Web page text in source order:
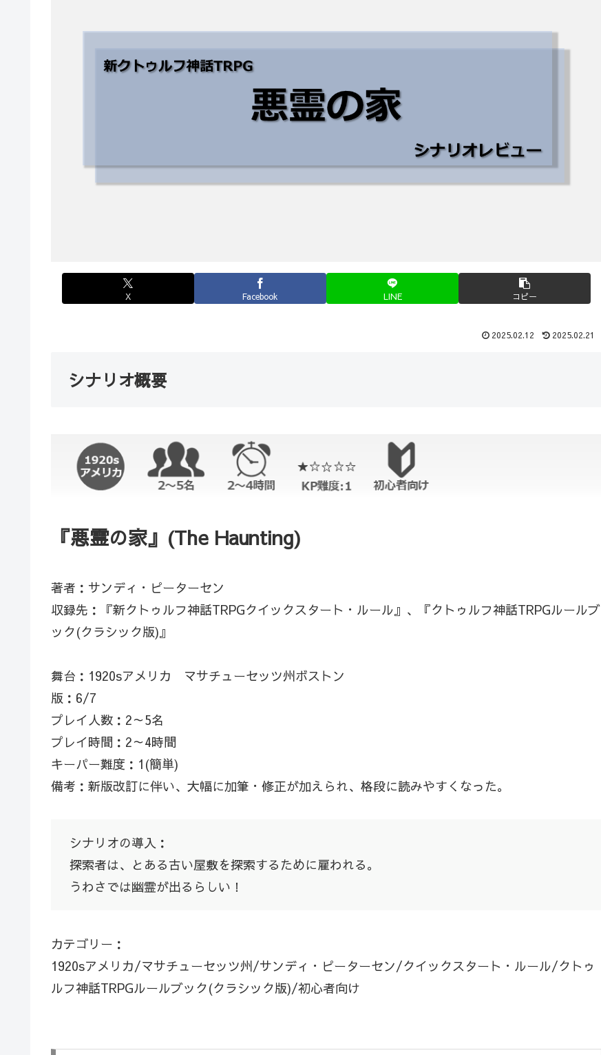
X Facebook LINE コピー
2025.02.12 2025.02.21
シナリオ概要
『悪霊の家』(The Haunting)
著者：サンディ・ピーターセン
収録先：『新クトゥルフ神話TRPGクイックスタート・ルール』、『クトゥルフ神話TRPGルールブ
ック(クラシック版)』
舞台：1920sアメリカ マサチューセッツ州ボストン
版：6/7
プレイ人数：2～5名
プレイ時間：2～4時間
キーパー難度：1(簡単)
備考：新版改訂に伴い、大幅に加筆・修正が加えられ、格段に読みやすくなった。
シナリオの導入：
探索者は、とある古い屋敷を探索するために雇われる。
うわさでは幽霊が出るらしい！
カテゴリー：
1920sアメリカ/マサチューセッツ州/サンディ・ピーターセン/クイックスタート・ルール/クトゥ
ルフ神話TRPGルールブック(クラシック版)/初心者向け